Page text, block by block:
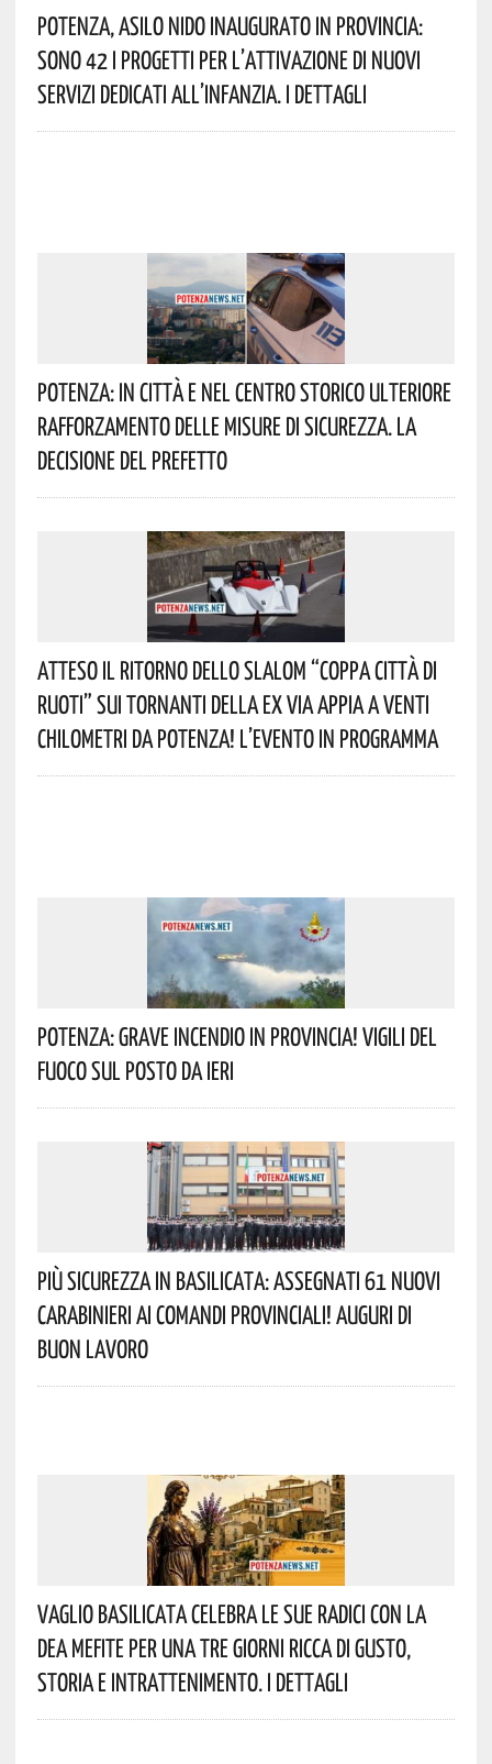
Potenza, Asilo Nido Inaugurato In Provincia:
Sono 42 I Progetti Per L’attivazione Di Nuovi
Servizi Dedicati All’infanzia. I Dettagli
Potenza: In Città E Nel Centro Storico Ulteriore
Rafforzamento Delle Misure Di Sicurezza. La
Decisione Del Prefetto
Atteso Il Ritorno Dello Slalom “Coppa Città Di
Ruoti” Sui Tornanti Della Ex Via Appia A Venti
Chilometri Da Potenza! L’evento In Programma
Potenza: Grave Incendio In Provincia! Vigili Del
Fuoco Sul Posto Da Ieri
Più Sicurezza In Basilicata: Assegnati 61 Nuovi
Carabinieri Ai Comandi Provinciali! Auguri Di
Buon Lavoro
Vaglio Basilicata Celebra Le Sue Radici Con La
Dea Mefite Per Una Tre Giorni Ricca Di Gusto,
Storia E Intrattenimento. I Dettagli